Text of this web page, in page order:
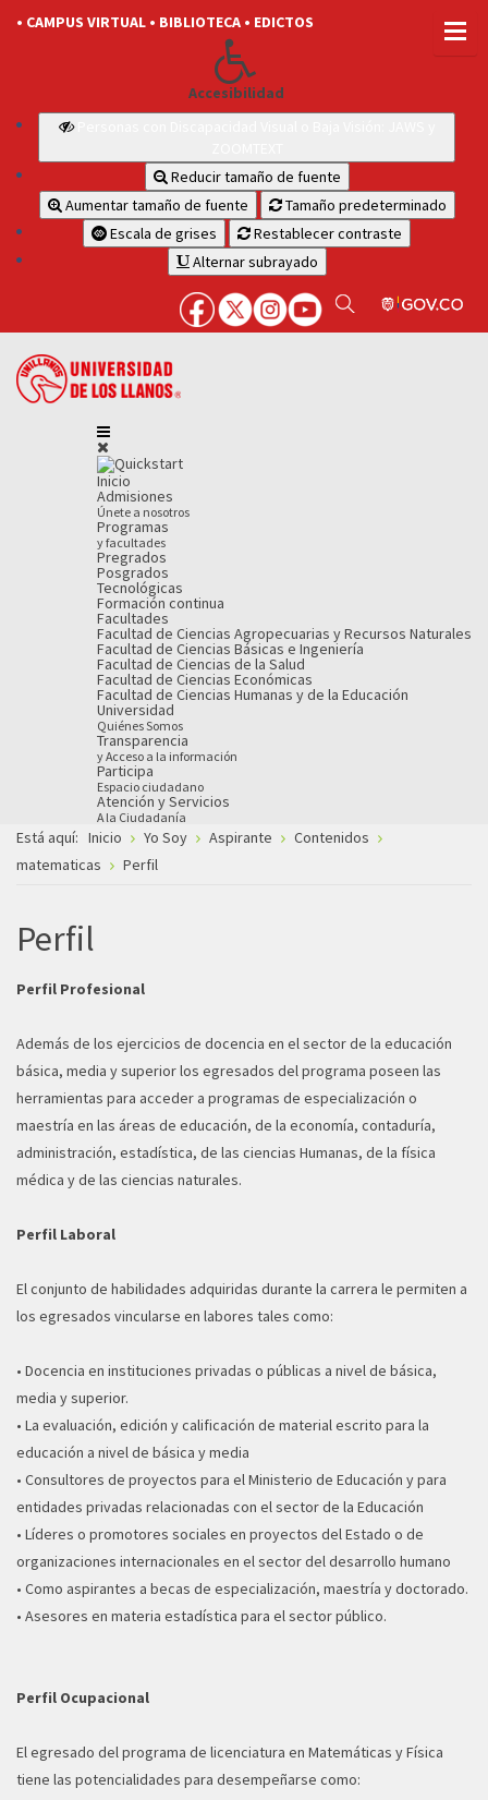
• CAMPUS VIRTUAL • BIBLIOTECA • EDICTOS
Accesibilidad
Reducir tamaño de fuente
Aumentar tamaño de fuente
Tamaño predeterminado
Escala de grises
Restablecer contraste
Alternar subrayado
Inicio
Admisiones
Únete a nosotros
Programas
y facultades
Pregrados
Posgrados
Tecnológicas
Formación continua
Facultades
Facultad de Ciencias Agropecuarias y Recursos Naturales
Facultad de Ciencias Básicas e Ingeniería
Facultad de Ciencias de la Salud
Facultad de Ciencias Económicas
Facultad de Ciencias Humanas y de la Educación
Universidad
Quiénes Somos
Transparencia
y Acceso a la información
Participa
Espacio ciudadano
Atención y Servicios
A la Ciudadanía
Está aquí: Inicio Yo Soy Aspirante
Contenidos
matematicas
Perfil
Perfil
Perfil Profesional
Además de los ejercicios de docencia en el sector de la educación
básica, media y superior los egresados del programa poseen las
herramientas para acceder a programas de especialización o
maestría en las áreas de educación, de la economía, contaduría,
administración, estadística, de las ciencias Humanas, de la física
médica y de las ciencias naturales.
Perfil Laboral
El conjunto de habilidades adquiridas durante la carrera le permiten a
los egresados vincularse en labores tales como:
• Docencia en instituciones privadas o públicas a nivel de básica,
media y superior.
• La evaluación, edición y calificación de material escrito para la
educación a nivel de básica y media
• Consultores de proyectos para el Ministerio de Educación y para
entidades privadas relacionadas con el sector de la Educación
• Líderes o promotores sociales en proyectos del Estado o de
organizaciones internacionales en el sector del desarrollo humano
• Como aspirantes a becas de especialización, maestría y doctorado.
• Asesores en materia estadística para el sector público.
Perfil Ocupacional
El egresado del programa de licenciatura en Matemáticas y Física
tiene las potencialidades para desempeñarse como: